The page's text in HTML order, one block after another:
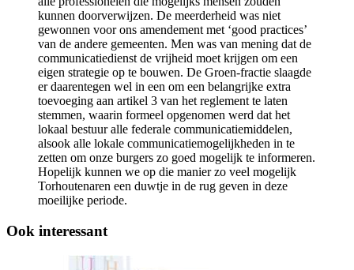
kunnen doorverwijzen. De meerderheid was niet
gewonnen voor ons amendement met ‘good practices’
van de andere gemeenten. Men was van mening dat de
communicatiedienst de vrijheid moet krijgen om een
eigen strategie op te bouwen. De Groen-fractie slaagde
er daarentegen wel in een om een belangrijke extra
toevoeging aan artikel 3 van het reglement te laten
stemmen, waarin formeel opgenomen werd dat het
lokaal bestuur alle federale communicatiemiddelen,
alsook alle lokale communicatiemogelijkheden in te
zetten om onze burgers zo goed mogelijk te informeren.
Hopelijk kunnen we op die manier zo veel mogelijk
Torhoutenaren een duwtje in de rug geven in deze
moeilijke periode.
Ook interessant